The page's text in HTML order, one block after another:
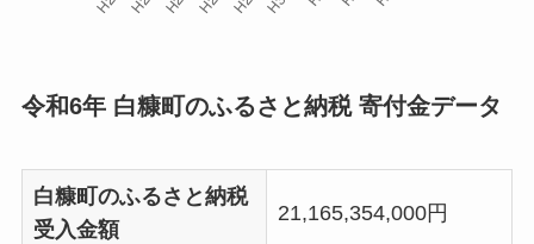
令和6年 白糠町のふるさと納税 寄付金データ
白糠町のふるさと納税
受入金額
21,165,354,000円